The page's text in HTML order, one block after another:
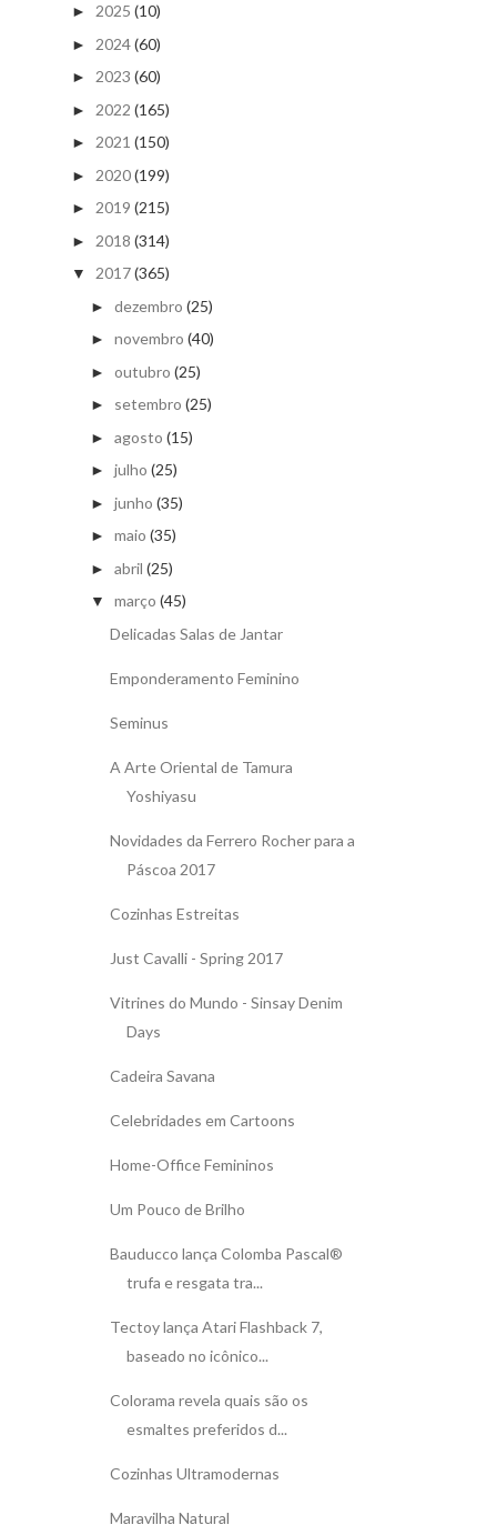
► 2025 (10)
► 2024(60)
► 2023 (60)
► 2022 (165)
► 2021 (150)
► 2020(199)
► 2019 (215)
► 2018 (314)
▼ 2017(365)
► dezembro (25)
► novembro (40)
► outubro (25)
► setembro (25)
► agosto (15)
► julho (25)
► junho (35)
► maio (35)
► abril (25)
▼ março (45)
Delicadas Salas de Jantar
Emponderamento Feminino
Seminus
A Arte Oriental de Tamura
Yoshiyasu
Novidades da Ferrero Rocher para a
Páscoa 2017
Cozinhas Estreitas
Just Cavalli - Spring 2017
Vitrines do Mundo - Sinsay Denim
Days
Cadeira Savana
Celebridades em Cartoons
Home-Office Femininos
Um Pouco de Brilho
Bauducco lança Colomba Pascal®
trufa e resgata tra...
Tectoy lança Atari Flashback 7,
baseado no icônico...
Colorama revela quais são os
esmaltes preferidos d...
Cozinhas Ultramodernas
Maravilha Natural